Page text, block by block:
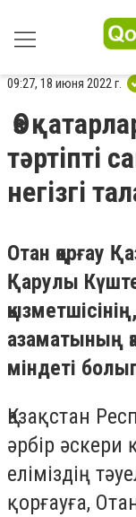
09:27, 18 июня 2022 г.
Өз
тәртіпті
негізгі
Отан қорғау
Қарулы
азаматының
міндеті
Қазақстан
әрбір әскери
еліміздің
қорғауға,